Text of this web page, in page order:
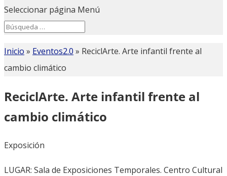
Seleccionar página Menú
Search
for...
Inicio » Eventos2.0 » ReciclArte. Arte infantil frente al
cambio climático
ReciclArte. Arte infantil frente al
cambio climático
Exposición
LUGAR: Sala de Exposiciones Temporales. Centro Cultural